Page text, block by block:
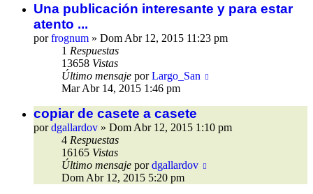
Una publicación interesante y para estar
atento ...
porfrognum » Dom Abr 12, 2015 11:23 pm
1 Respuestas
13658 Vistas
Último mensaje porLargo_San
Mar Abr 14, 2015 1:46 pm
copiar de casete a casete
pordgallardov » Dom Abr 12, 2015 1:10 pm
4 Respuestas
16165 Vistas
Último mensaje pordgallardov
Dom Abr 12, 2015 5:20 pm